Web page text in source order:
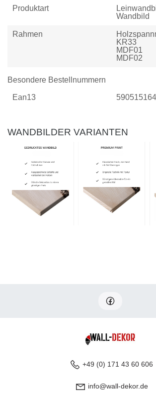
Produktart
Wandbild
Rahmen
KR33
MDF01
MDF02
Besondere Bestellnummern
Ean13
WANDBILDER VARIANTEN
+49 (0) 171 43 60 606
info@wall-dekor.de